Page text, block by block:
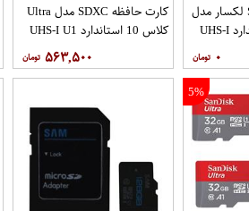
کارت حافظه SDXC لکسار مدل
Professional استاندارد UHS-I
۰
کارت حافظه SDXC مدل Ultra
کلاس 10 استاندارد UHS-I U1
گیگابایت
۵۶۳,۵۰۰
5%